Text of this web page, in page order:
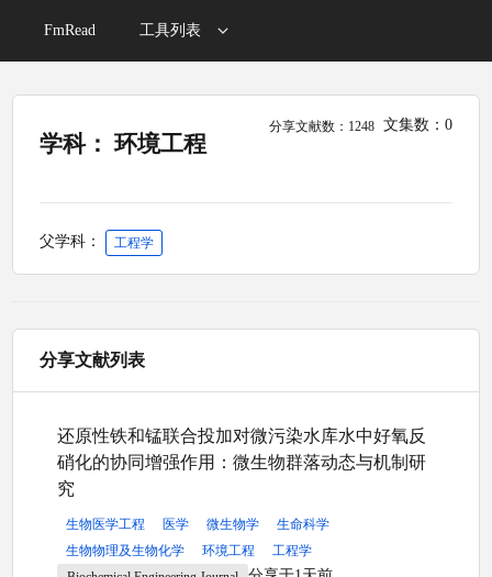
FmRead 工具列表
学科： 环境工程
分享文献数：1248 文集数：0
父学科： 工程学
分享文献列表
还原性铁和锰联合投加对微污染水库水中好氧反
硝化的协同增强作用：微生物群落动态与机制研
究
生物医学工程 医学 微生物学
生命科学
生物物理及生物化学
环境工程
工程学